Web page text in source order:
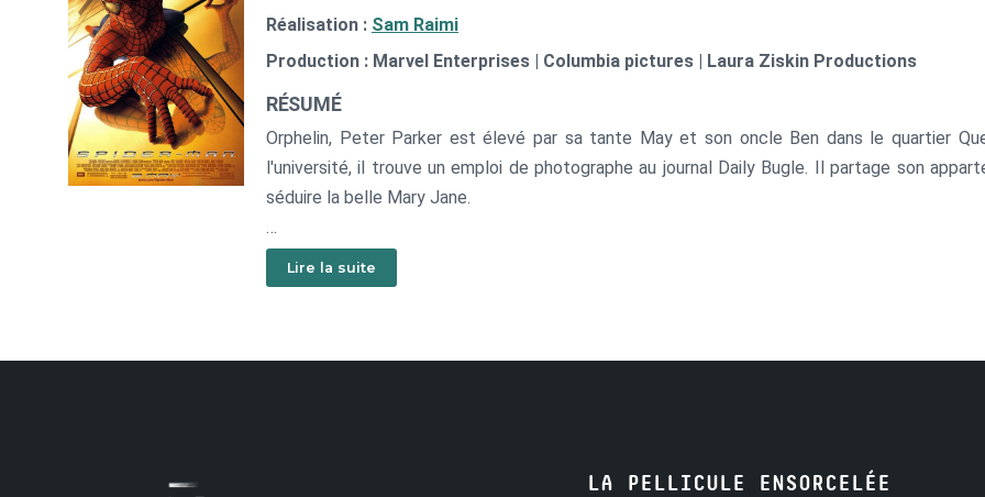
Réalisation : Sam Raimi
Production : Marvel Enterprises | Columbia pictures | Laura Ziskin Productions
RÉSUMÉ
Orphelin, Peter Parker est élevé par sa tante May et son oncle Ben dans le quartier
l'université, il trouve un emploi de photographe au journal Daily Bugle. Il partage son
séduire la belle Mary Jane.
C'est l'adaptation cinématographique du comics de Marvel Spider-Man créé par Stan Lee
Lire la suite
LA PELLICULE ENSORCELÉE